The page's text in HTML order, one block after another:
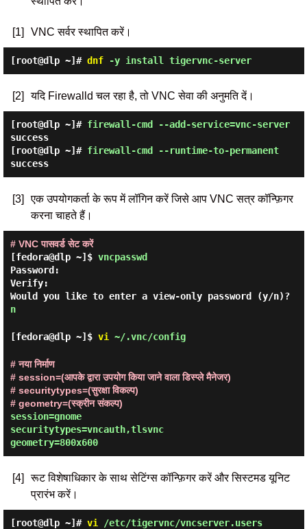
[1] VNC सर्वर स्थापित करें।
[root@dlp ~]# dnf-y install tigervnc-server
[2] यदि Firewalld चल रहा है, तो VNC सेवा की अनुमति दें।
[root@dlp ~]# firewall-cmd --add-service=vnc-server
success
[root@dlp ~]# firewall-cmd --runtime-to-permanent
success
[3]
एक उपयोगकर्ता के रूप में लॉगिन करें जिसे आप VNC सत्र कॉन्फ़िगर
करना चाहते हैं।
# VNC पासवर्ड सेट करें
[fedora@dlp ~]$ vncpasswd
Password:
Verify:
Would you like to enter a view-only password (y/n)?
n
[fedora@dlp ~]$ vi ~/.vnc/config
# नया निर्माण
# session=(आपके द्वारा उपयोग किया जाने वाला डिस्प्ले मैनेजर)
# securitytypes=(सुरक्षा विकल्प)
# geometry=(स्क्रीन संकल्प)
session=gnome
securitytypes=vncauth,tlsvnc
geometry=800x600
[4]
रूट विशेषाधिकार के साथ सेटिंग्स कॉन्फ़िगर करें और सिस्टमड यूनिट
प्रारंभ करें।
[root@dlp ~]# vi /etc/tigervnc/vncserver.users